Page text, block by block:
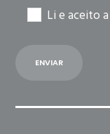
Li e aceito a